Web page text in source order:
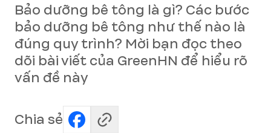
Bảo dưỡng bê tông là gì? Các bước
bảo dưỡng bê tông như thế nào là
đúng quy trình? Mời bạn đọc theo
dõi bài viết của GreenHN để hiểu rõ
vấn đề này
Chia sẻ